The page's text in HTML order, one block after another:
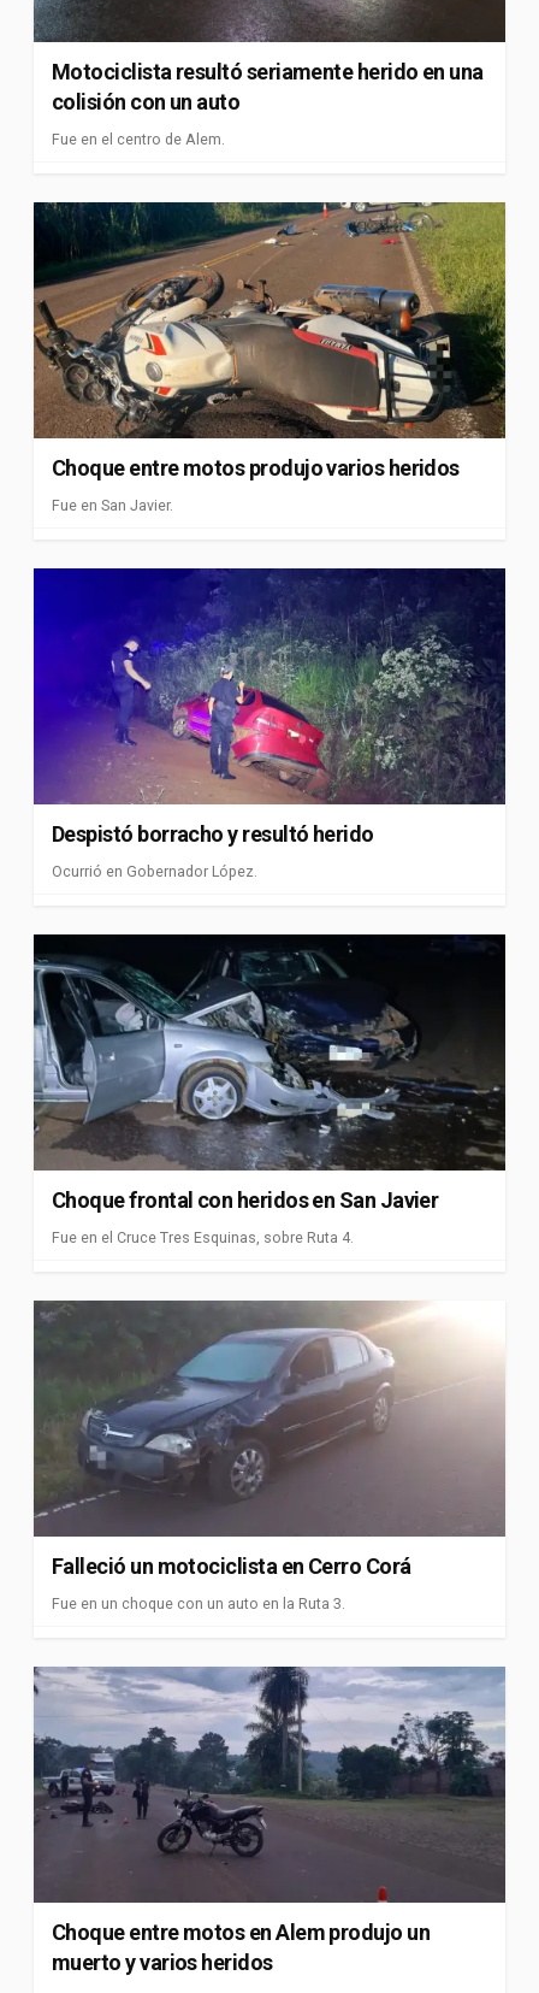
Motociclista resultó seriamente herido en una
colisión con un auto
Fue en el centro de Alem.
Choque entre motos produjo varios heridos
Fue en San Javier.
Despistó borracho y resultó herido
Ocurrió en Gobernador López.
Choque frontal con heridos en San Javier
Fue en el Cruce Tres Esquinas, sobre Ruta 4.
Falleció un motociclista en Cerro Corá
Fue en un choque con un auto en la Ruta 3.
Choque entre motos en Alem produjo un
muerto y varios heridos